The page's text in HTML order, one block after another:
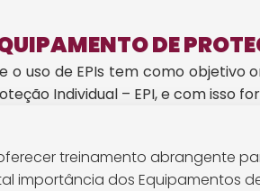
DE
o uso de EPIs tem como
Individual – EPI, e com isso
treinamento abrangente
importância dos Equipamentos